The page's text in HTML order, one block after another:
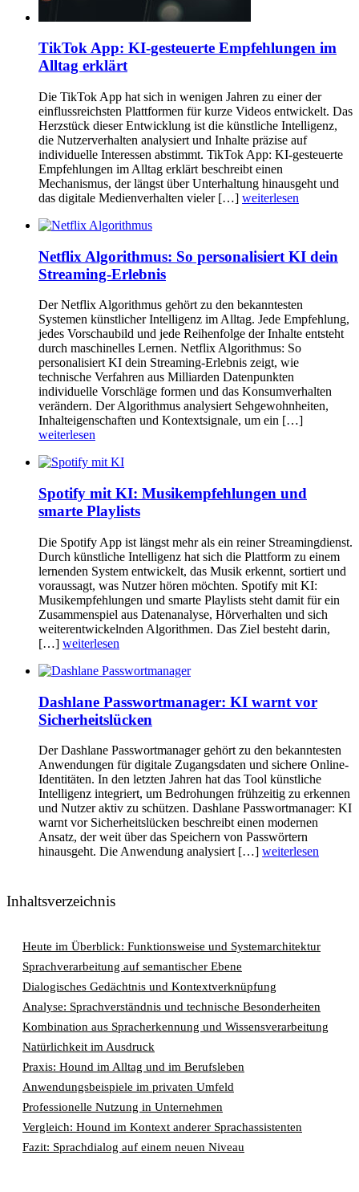
TikTok App: KI-gesteuerte Empfehlungen im
Alltag erklärt
Die TikTok App hat sich in wenigen Jahren zu einer der
einflussreichsten Plattformen für kurze Videos entwickelt. Das
Herzstück dieser Entwicklung ist die künstliche Intelligenz,
die Nutzerverhalten analysiert und Inhalte präzise auf
individuelle Interessen abstimmt. TikTok App: KI-gesteuerte
Empfehlungen im Alltag erklärt beschreibt einen
Mechanismus, der längst über Unterhaltung hinausgeht und
das digitale Medienverhalten vieler […] weiterlesen
Netflix Algorithmus: So personalisiert KI dein
Streaming-Erlebnis
Der Netflix Algorithmus gehört zu den bekanntesten
Systemen künstlicher Intelligenz im Alltag. Jede Empfehlung,
jedes Vorschaubild und jede Reihenfolge der Inhalte entsteht
durch maschinelles Lernen. Netflix Algorithmus: So
personalisiert KI dein Streaming-Erlebnis zeigt, wie
technische Verfahren aus Milliarden Datenpunkten
individuelle Vorschläge formen und das Konsumverhalten
verändern. Der Algorithmus analysiert Sehgewohnheiten,
Inhalteigenschaften und Kontextsignale, um ein […]
weiterlesen
Spotify mit KI: Musikempfehlungen und
smarte Playlists
Die Spotify App ist längst mehr als ein reiner Streamingdienst.
Durch künstliche Intelligenz hat sich die Plattform zu einem
lernenden System entwickelt, das Musik erkennt, sortiert und
voraussagt, was Nutzer hören möchten. Spotify mit KI:
Musikempfehlungen und smarte Playlists steht damit für ein
Zusammenspiel aus Datenanalyse, Hörverhalten und sich
weiterentwickelnden Algorithmen. Das Ziel besteht darin,
[…] weiterlesen
Dashlane Passwortmanager: KI warnt vor
Sicherheitslücken
Der Dashlane Passwortmanager gehört zu den bekanntesten
Anwendungen für digitale Zugangsdaten und sichere Online-
Identitäten. In den letzten Jahren hat das Tool künstliche
Intelligenz integriert, um Bedrohungen frühzeitig zu erkennen
und Nutzer aktiv zu schützen. Dashlane Passwortmanager: KI
warnt vor Sicherheitslücken beschreibt einen modernen
Ansatz, der weit über das Speichern von Passwörtern
hinausgeht. Die Anwendung analysiert […] weiterlesen
Inhaltsverzeichnis
Heute im Überblick: Funktionsweise und Systemarchitektur
Sprachverarbeitung auf semantischer Ebene
Dialogisches Gedächtnis und Kontextverknüpfung
Analyse: Sprachverständnis und technische Besonderheiten
Kombination aus Spracherkennung und Wissensverarbeitung
Natürlichkeit im Ausdruck
Praxis: Hound im Alltag und im Berufsleben
Anwendungsbeispiele im privaten Umfeld
Professionelle Nutzung in Unternehmen
Vergleich: Hound im Kontext anderer Sprachassistenten
Fazit: Sprachdialog auf einem neuen Niveau